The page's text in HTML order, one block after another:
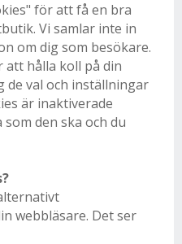
för att få en bra
Vi samlar inte in
om dig som besökare.
att hålla koll på din
de val och inställningar
är inaktiverade
den ska och du
webbläsare. Det ser